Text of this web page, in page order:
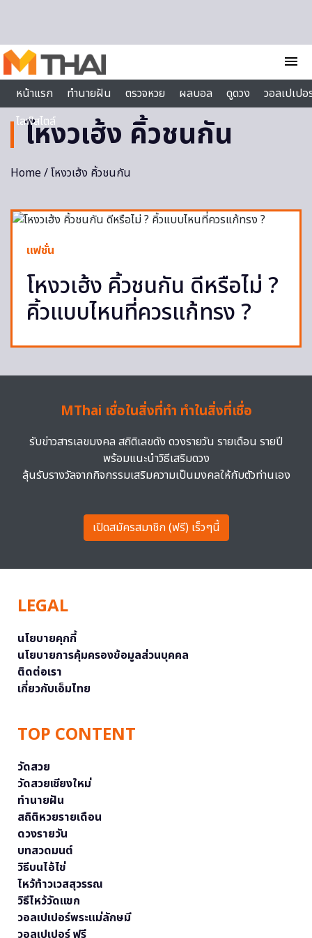
menu
หน้าแรก
ทำนายฝัน ตรวจหวย ผลบอล ดูดวง
วอลเปเป
ไลฟ์สไตล์
โหงวเฮ้ง คิ้วชนกัน
Home/ โหงวเฮ้ง คิ้วชนกัน
แฟชั่น
โหงวเฮ้ง คิ้วชนกัน ดีหรือไม่ ?
คิ้วแบบไหนที่ควรแก้ทรง ?
MThai เชื่อในสิ่งที่ทำ ทำในสิ่งที่เชื่อ
รับข่าวสารเลขมงคล สถิติเลขดัง ดวงรายวัน รายเดือน รายปี
พร้อมแนะนำวิธีเสริมดวง
ลุ้นรับรางวัลจากกิจกรรมเสริมความเป็นมงคลให้กับตัวท่านเอง
เปิดสมัครสมาชิก (ฟรี) เร็วๆนี้
LEGAL
นโยบายคุกกี้
นโยบายการคุ้มครองข้อมูลส่วนบุคคล
ติดต่อเรา
เกี่ยวกับเอ็มไทย
TOP CONTENT
วัดสวย
วัดสวยเชียงใหม่
ทำนายฝัน
สถิติหวยรายเดือน
ดวงรายวัน
บทสวดมนต์
วิธีบนไอ้ไข่
ไหว้ท้าวเวสสุวรรณ
วิธีไหว้วัดแขก
วอลเปเปอร์พระแม่ลักษมี
วอลเปเปอร์ ฟรี